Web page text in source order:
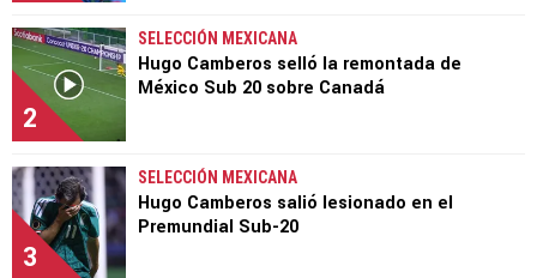
2
SELECCIÓN MEXICANA
Hugo Camberos selló la remontada de
México Sub 20 sobre Canadá
3
SELECCIÓN MEXICANA
Hugo Camberos salió lesionado en el
Premundial Sub-20